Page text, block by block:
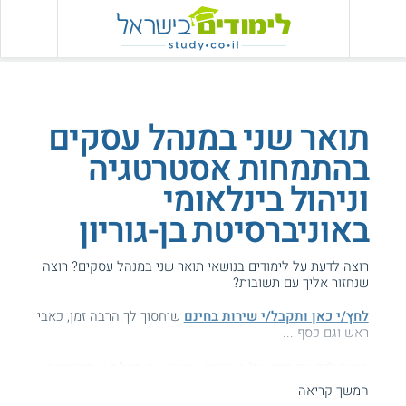
תואר שני במנהל עסקים
בהתמחות אסטרטגיה
וניהול בינלאומי
באוניברסיטת בן-גוריון
רוצה לדעת על לימודים בנושאי תואר שני במנהל עסקים? רוצה
שנחזור אליך עם תשובות?
לחץ/י כאן ותקבל/י שירות בחינם שיחסוך לך הרבה זמן, כאבי
ראש וגם כסף ...
וניהול בינלאומי.
המשך קריאה